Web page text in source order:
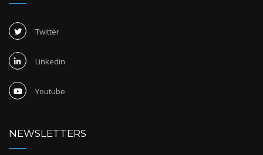
Twitter
Linkedin
Youtube
NEWSLETTERS